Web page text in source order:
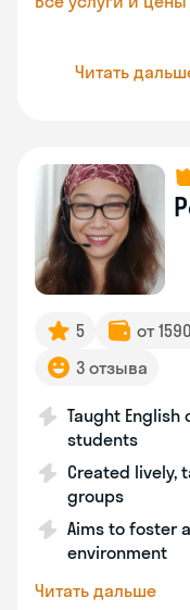
Читать
5 от
3 отзыва
Taught
students
Created lively,
groups
Aims to foster
environment
Читать дальше